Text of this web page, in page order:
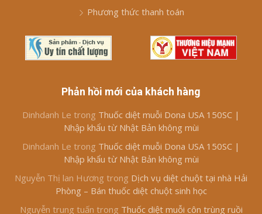
Phương thức thanh toán
Phản hồi mới của khách hàng
Dinhdanh Le trong Thuốc diệt muỗi Dona USA 150SC |
Nhập khẩu từ Nhật Bản không mùi
Dinhdanh Le trong Thuốc diệt muỗi Dona USA 150SC |
Nhập khẩu từ Nhật Bản không mùi
Nguyễn Thị lan Hương trong Dịch vụ diệt chuột tại nhà Hải
Phòng – Bán thuốc diệt chuột sinh học
Nguyễn trung tuấn trong Thuốc diệt muỗi côn trùng ruồi